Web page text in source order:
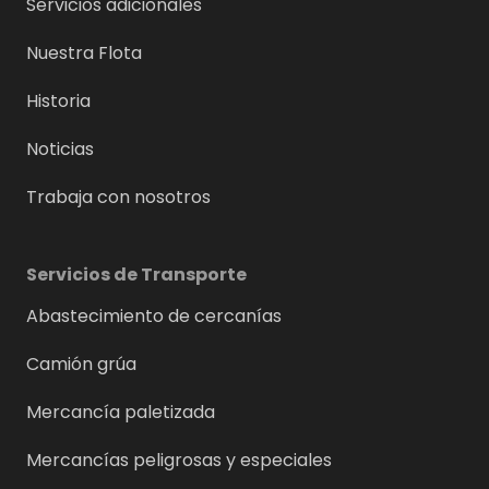
Nuestra Flota
Historia
Noticias
Trabaja con nosotros
Servicios de Transporte
Abastecimiento de cercanías
Camión grúa
Mercancía paletizada
Mercancías peligrosas y especiales